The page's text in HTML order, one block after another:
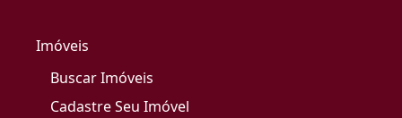
Imóveis
Buscar Imóveis
Cadastre Seu Imóvel